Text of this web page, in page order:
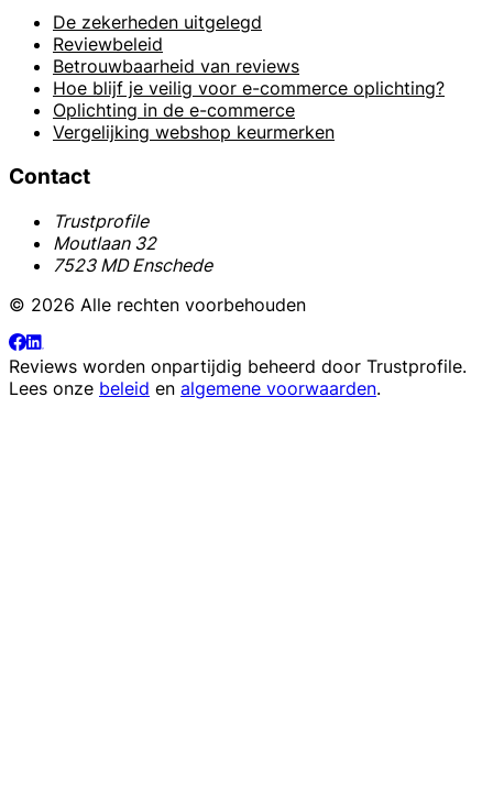
De zekerheden uitgelegd
Reviewbeleid
Betrouwbaarheid van reviews
Hoe blijf je veilig voor e-commerce oplichting?
Oplichting in de e-commerce
Vergelijking webshop keurmerken
Contact
Trustprofile
Moutlaan 32
7523 MD Enschede
© 2026 Alle rechten voorbehouden
Reviews worden onpartijdig beheerd door Trustprofile.
Lees onze beleid en algemene voorwaarden.